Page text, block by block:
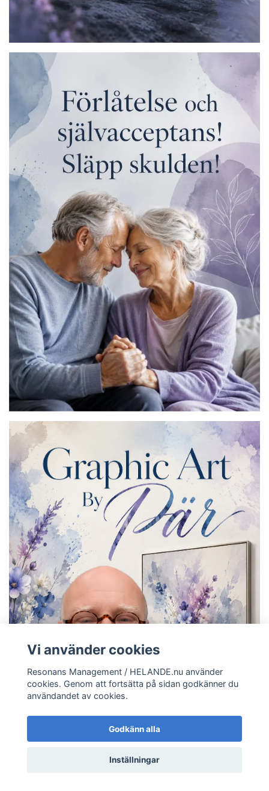
Vi använder cookies
Resonans Management / HELANDE.nu använder
cookies. Genom att fortsätta på sidan godkänner du
användandet av cookies.
Godkänn alla
Inställningar